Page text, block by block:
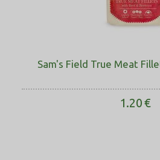
Sam's Field True Meat
1.20€